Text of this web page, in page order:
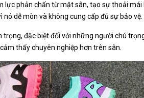
lực phản chấn từ mặt sân, tạo sự thoải mái
dễ mòn và không cung cấp đủ sự bảo vệ.
trọng, đặc biệt đối với những người chú
thấy chuyên nghiệp hơn trên sân.